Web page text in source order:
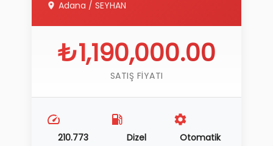
Adana / SEYHAN
₺1,190,000.00
SATIŞ FIYATI
210.773 Dizel Otomatik